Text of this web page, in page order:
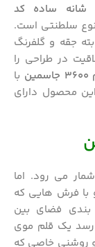
فرش کلاریس وینتیج طرح جاسمین 1200 شانه ساده کد
سلطنتی است.
جقه و گلفرنگ
در طراحی را
با
محصول دارای
می رود. اما
با فرش هایی که
بندی فضای بین
یک قلم موی
و روشنی خاصی که